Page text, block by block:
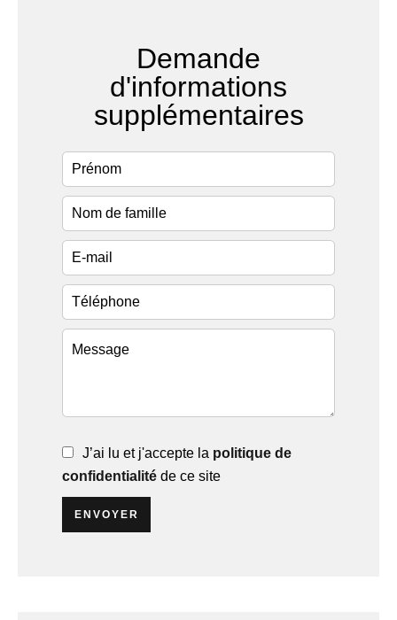
Demande
d'informations
supplémentaires
J’ai lu et j'accepte la politique de
confidentialité de ce site
ENVOYER